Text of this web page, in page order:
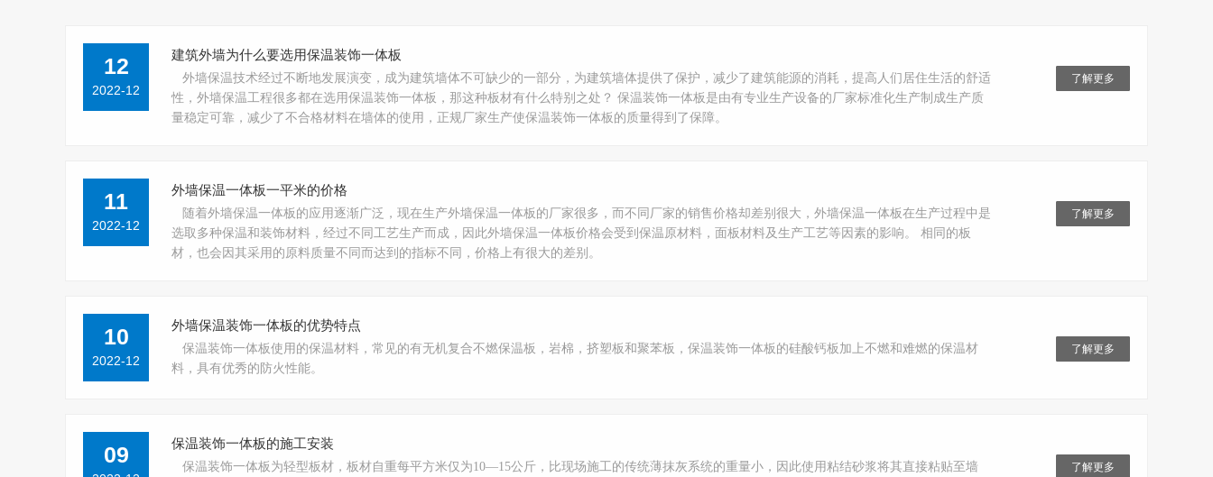
12
2022-12
建筑外墙为什么要选用保温装饰一体板
外墙保温技术经过不断地发展演变，成为建筑墙体不可缺少的一部分，为建筑墙体提供了保护，减少了建筑能源的消耗，提高人们居住生活的舒适
性，外墙保温工程很多都在选用保温装饰一体板，那这种板材有什么特别之处？ 保温装饰一体板是由有专业生产设备的厂家标准化生产制成生产质
量稳定可靠，减少了不合格材料在墙体的使用，正规厂家生产使保温装饰一体板的质量得到了保障。
了解更多
11
2022-12
外墙保温一体板一平米的价格
随着外墙保温一体板的应用逐渐广泛，现在生产外墙保温一体板的厂家很多，而不同厂家的销售价格却差别很大，外墙保温一体板在生产过程中是
选取多种保温和装饰材料，经过不同工艺生产而成，因此外墙保温一体板价格会受到保温原材料，面板材料及生产工艺等因素的影响。 相同的板
材，也会因其采用的原料质量不同而达到的指标不同，价格上有很大的差别。
了解更多
10
2022-12
外墙保温装饰一体板的优势特点
保温装饰一体板使用的保温材料，常见的有无机复合不燃保温板，岩棉，挤塑板和聚苯板，保温装饰一体板的硅酸钙板加上不燃和难燃的保温材
料，具有优秀的防火性能。
了解更多
09 保温装饰一体板的施工安装
保温装饰一体板为轻型板材，板材自重每平方米仅为10—15公斤，比现场施工的传统薄抹灰系统的重量小，因此使用粘结砂浆将其直接粘贴至墙
了解更多